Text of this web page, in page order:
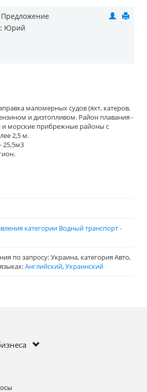
Предложение
Юрий
маломерных судов (яхт, катеров,
и дизтопливом. Район плавания -
и морские прибрежные районы с
2,5 м.
25,5м3
категории Водный транспорт -
по запросу: Украина, категория Авто,
Английский,Украинский